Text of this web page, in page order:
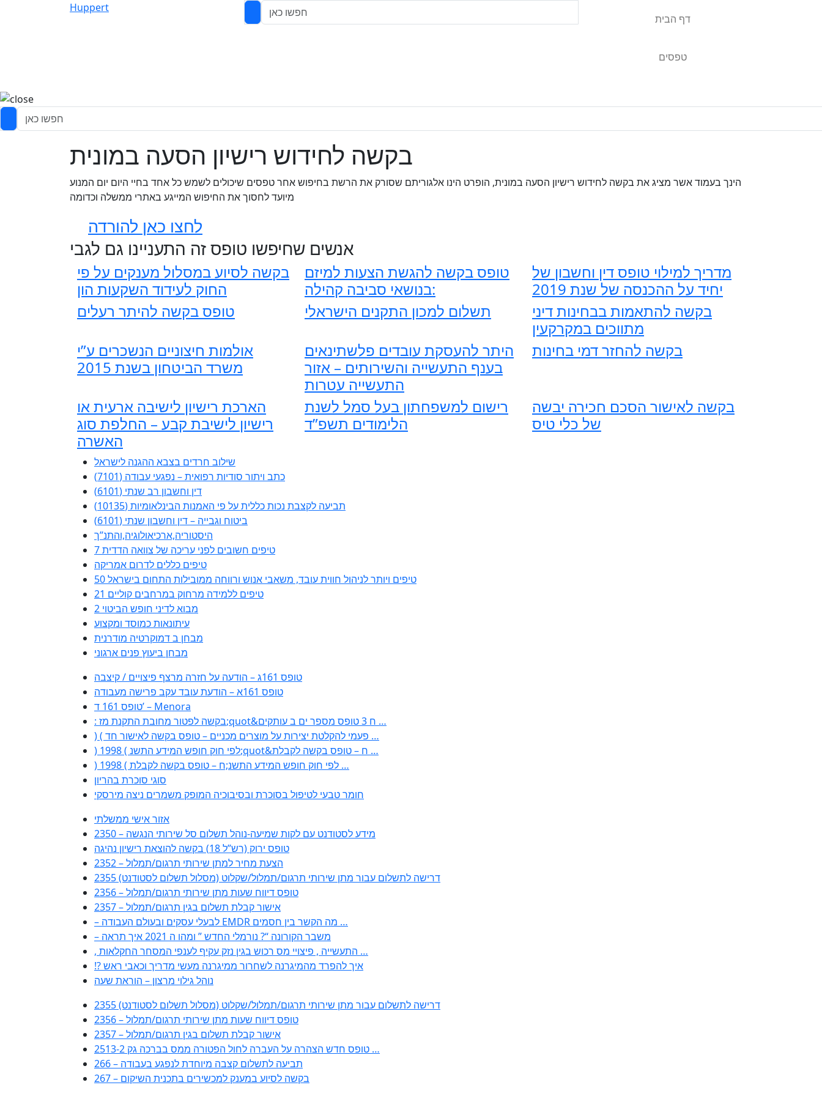
Huppert
דף הבית
טפסים
בקשה לחידוש רישיון הסעה במונית
הינך בעמוד אשר מציג את בקשה לחידוש רישיון הסעה במונית, הופרט הינו אלגוריתם שסורק את הרשת בחיפוש אחר טפסים שיכולים לשמש כל אחד בחיי היום יום המנוע
מיועד לחסוך את החיפוש המייגע באתרי ממשלה וכדומה
לחצו כאן להורדה
אנשים שחיפשו טופס זה התעניינו גם לגבי
בקשה לסיוע במסלול מענקים על פי
החוק לעידוד השקעות הון
טופס בקשה להגשת הצעות למיזם
בנושאי סביבה קהילה:
מדריך למילוי טופס דין וחשבון של
יחיד על ההכנסה של שנת 2019
טופס בקשה להיתר רעלים
תשלום למכון התקנים הישראלי
בקשה להתאמות בבחינות דיני
מתווכים במקרקעין
אולמות חיצוניים הנשכרים ע”י
משרד הביטחון בשנת 2015
היתר להעסקת עובדים פלשתינאים
בענף התעשייה והשירותים – אזור
התעשייה עטרות
בקשה להחזר דמי בחינות
הארכת רישיון לישיבה ארעית או
רישיון לישיבת קבע – החלפת סוג
האשרה
רישום למשפחתון בעל סמל לשנת
הלימודים תשפ”ד
בקשה לאישור הסכם חכירה יבשה
של כלי טיס
שילוב חרדים בצבא ההגנה לישראל
כתב ויתור סודיות רפואית – נפגעי עבודה (7101)
דין וחשבון רב שנתי (6101)
תביעה לקצבת נכות כללית על פי האמנות הבינלאומיות (10135)
ביטוח וגבייה – דין וחשבון שנתי (6101)
היסטוריה,ארכיאולוגיה,והתנ”ך
7 טיפים חשובים לפני עריכה של צוואה הדדית
טיפים כללים לדרום אמריקה
50 טיפים ויותר לניהול חווית עובד, משאבי אנוש ורווחה ממובילות התחום בישראל
21 טיפים ללמידה מרחוק במרחבים קוליים
מבוא לדיני חופש הביטוי 2
עיתונאות כמוסד ומקצוע
מבחן ב דמוקרטיה מודרנית
מבחן ביעוץ פנים ארגוני
טופס 161ג – הודעה על חזרה מרצף פיצויים / קיצבה
טופס 161א – הודעת עובד עקב פרישה מעבודה
טופס 161 ד’ – Menora
: בקשה לפטור מחובת התקנת מז;quot&ח 3 טופס מספר ים ב עותקים …
) ( פעמי להקלטת יצירות על מוצרים מכניים – טופס בקשה לאישור חד …
) 1998 ( לפי חוק חופש המידע התשנ;quot&ח – טופס בקשה לקבלת …
) 1998 ( לפי חוק חופש המידע התשנ;ח – טופס בקשה לקבלת …
סוגי סוכרת בהריון
חומר טבעי לטיפול בסוכרת ובסיבוכיה המופק משמרים ניצה מירסקי
אזור אישי ממשלתי
2350 – מידע לסטודנט עם לקות שמיעה-נוהל תשלום סל שירותי הנגשה
טופס ירוק (רש”ל 18) בקשה להוצאת רישיון נהיגה
2352 – הצעת מחיר למתן שירותי תרגום/תמלול
2355 דרישה לתשלום עבור מתן שירותי תרגום/תמלול/שקלוט (מסלול תשלום לסטודנט)
2356 – טופס דיווח שעות מתן שירותי תרגום/תמלול
2357 – אישור קבלת תשלום בגין תרגום/תמלול
– לבעלי עסקים ובעולם העבודה EMDR מה הקשר בין חסמים …
– משבר הקורונה “? נורמלי החדש ” ומהו ה 2021 איך תראה
, התעשייה , פיצויי מס רכוש בגין נזק עקיף לענפי המסחר החקלאות …
!? איך להפרד מהמיגרנה לשחרור ממיגרנה מעשי מדריך וכאבי ראש
נוהל גילוי מרצון – הוראת שעה
2355 דרישה לתשלום עבור מתן שירותי תרגום/תמלול/שקלוט (מסלול תשלום לסטודנט)
2356 – טופס דיווח שעות מתן שירותי תרגום/תמלול
2357 – אישור קבלת תשלום בגין תרגום/תמלול
2513-2 טופס חדש הצהרה על העברה לחול הפטורה ממס בברכה גק …
266 – תביעה לתשלום קצבה מיוחדת לנפגע בעבודה
267 – בקשה לסיוע במענק למכשירים בתכנית השיקום